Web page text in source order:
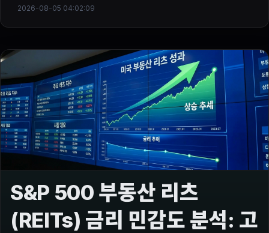
2026-08-05 04:02:09
S&P 500 부동산 리츠
(REITs) 금리 민감도 분석: 고